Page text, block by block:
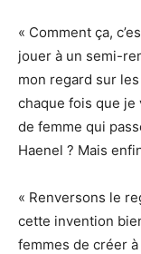
« Comment ça,
jouer à un semi-
mon regard sur
chaque fois que je
de femme qui
Haenel ? Mais
« Renversons le
cette invention
femmes de créer